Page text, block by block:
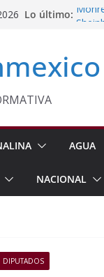
Lo último:
Juárez
AGUA
NACIONAL
DIPUTADOS